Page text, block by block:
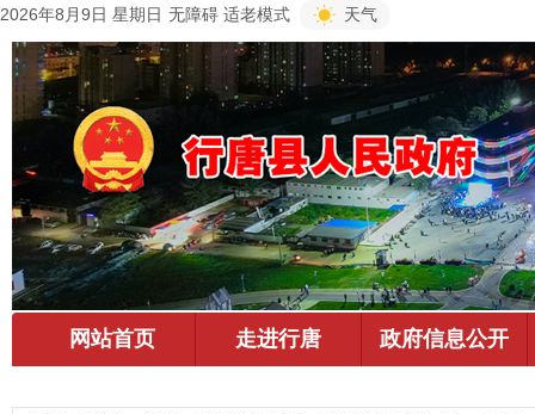
2026年8月9日 星期日 无障碍 适老模式 天气